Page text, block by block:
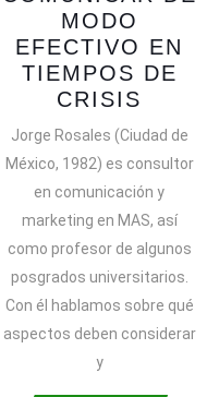
MODO
EFECTIVO EN
TIEMPOS DE
CRISIS
MODO
EN
DE
Jorge Rosales (Ciudad de
México, 1982) es consultor
en comunicación y
marketing en MAS, así
como profesor de algunos
posgrados universitarios.
Con él hablamos sobre qué
aspectos deben considerar
y